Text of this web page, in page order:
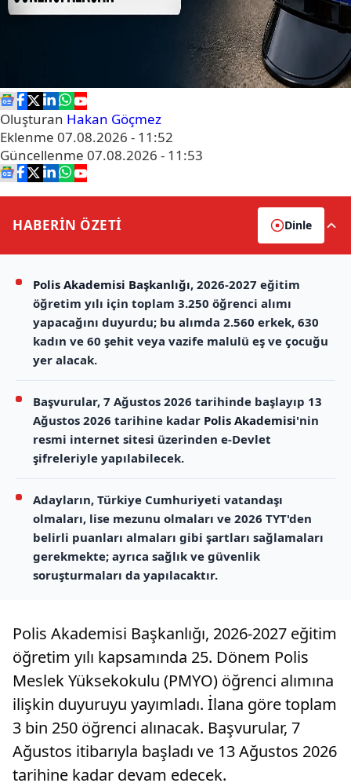
Oluşturan Hakan Göçmez
Eklenme 07.08.2026 - 11:52
Güncellenme 07.08.2026 - 11:53
HABERİN ÖZETİ Dinle
Polis Akademisi Başkanlığı, 2026-2027 eğitim
öğretim yılı için toplam 3.250 öğrenci alımı
yapacağını duyurdu; bu alımda 2.560 erkek, 630
kadın ve 60 şehit veya vazife malulü eş ve çocuğu
yer alacak.
Başvurular, 7 Ağustos 2026 tarihinde başlayıp 13
Ağustos 2026 tarihine kadar Polis Akademisi'nin
resmi internet sitesi üzerinden e-Devlet
şifreleriyle yapılabilecek.
Adayların, Türkiye Cumhuriyeti vatandaşı
olmaları, lise mezunu olmaları ve 2026 TYT'den
belirli puanları almaları gibi şartları sağlamaları
gerekmekte; ayrıca sağlık ve güvenlik
soruşturmaları da yapılacaktır.
Polis Akademisi Başkanlığı, 2026-2027 eğitim
öğretim yılı kapsamında 25. Dönem Polis
Meslek Yüksekokulu (PMYO) öğrenci alımına
ilişkin duyuruyu yayımladı. İlana göre toplam
3 bin 250 öğrenci alınacak. Başvurular, 7
Ağustos itibarıyla başladı ve 13 Ağustos 2026
tarihine kadar devam edecek.